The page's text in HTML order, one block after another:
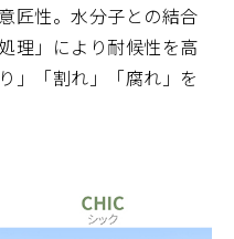
匠性。水分子との結合
理」により耐候性を高
」「割れ」「腐れ」を